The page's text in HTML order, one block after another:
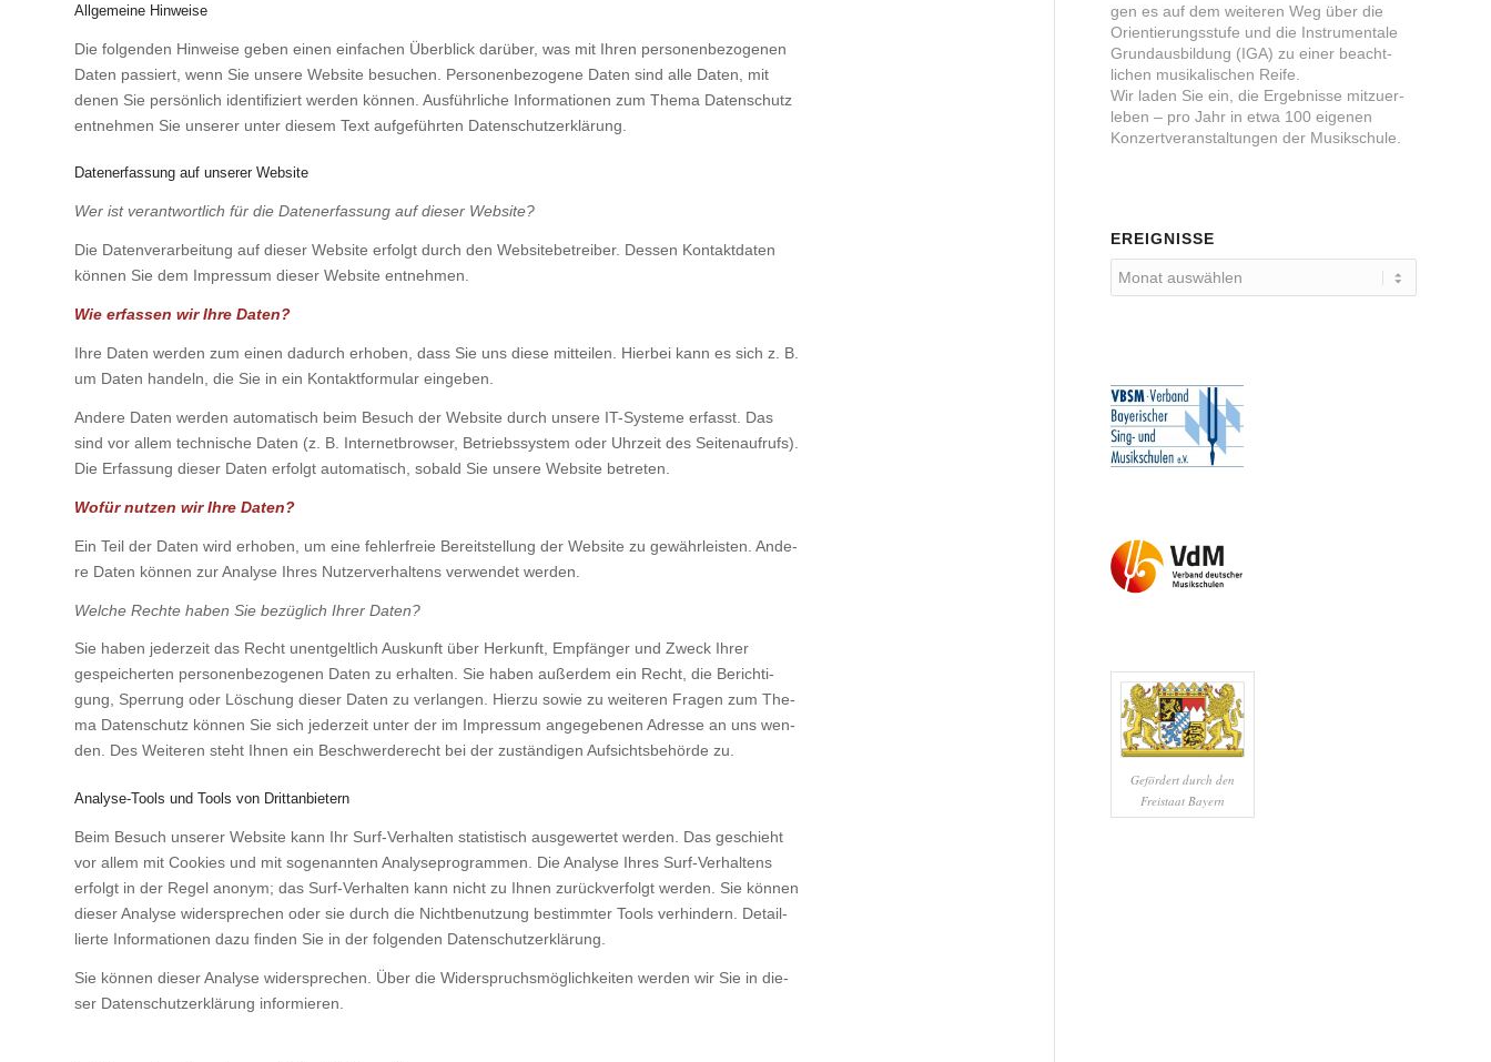
Allgemeine Hinweise
Die fol­gen­den Hin­wei­se geben einen ein­fa­chen Über­blick dar­über, was mit Ihren per­so­nen­be­zo­ge­nen
Daten pas­siert, wenn Sie unse­re Web­site besu­chen. Per­so­nen­be­zo­ge­ne Daten sind alle Daten, mit
denen Sie per­sön­lich iden­ti­fi­ziert wer­den kön­nen. Aus­führ­li­che Infor­ma­tio­nen zum The­ma Daten­schutz
ent­neh­men Sie unse­rer unter die­sem Text auf­ge­führ­ten Daten­schutz­er­klä­rung.
Datenerfassung auf unserer Website
Wer ist ver­ant­wort­lich für die Daten­er­fas­sung auf die­ser Web­site?
Die Daten­ver­ar­bei­tung auf die­ser Web­site erfolgt durch den Web­site­be­trei­ber. Des­sen Kon­takt­da­ten
kön­nen Sie dem Impres­sum die­ser Web­site ent­neh­men.
Wie erfas­sen wir Ihre Daten?
Ihre Daten wer­den zum einen dadurch erho­ben, dass Sie uns die­se mit­tei­len. Hier­bei kann es sich z. B.
um Daten han­deln, die Sie in ein Kon­takt­for­mu­lar ein­ge­ben.
Ande­re Daten wer­den auto­ma­tisch beim Besuch der Web­site durch unse­re IT-Sys­te­me erfasst. Das
sind vor allem tech­ni­sche Daten (z. B. Inter­net­brow­ser, Betriebs­sys­tem oder Uhr­zeit des Sei­ten­auf­rufs).
Die Erfas­sung die­ser Daten erfolgt auto­ma­tisch, sobald Sie unse­re Web­site betre­ten.
Wofür nut­zen wir Ihre Daten?
Ein Teil der Daten wird erho­ben, um eine feh­ler­freie Bereit­stel­lung der Web­site zu gewähr­leis­ten. Ande­
re Daten kön­nen zur Ana­ly­se Ihres Nut­zer­ver­hal­tens ver­wen­det wer­den.
Wel­che Rech­te haben Sie bezüg­lich Ihrer Daten?
Sie haben jeder­zeit das Recht unent­gelt­lich Aus­kunft über Her­kunft, Emp­fän­ger und Zweck Ihrer
gespei­cher­ten per­so­nen­be­zo­ge­nen Daten zu erhal­ten. Sie haben außer­dem ein Recht, die Berich­ti­
gung, Sper­rung oder Löschung die­ser Daten zu ver­lan­gen. Hier­zu sowie zu wei­te­ren Fra­gen zum The­
ma Daten­schutz kön­nen Sie sich jeder­zeit unter der im Impres­sum ange­ge­be­nen Adres­se an uns wen­
den. Des Wei­te­ren steht Ihnen ein Beschwer­de­recht bei der zustän­di­gen Auf­sichts­be­hör­de zu.
Analyse-Tools und Tools von Drittanbietern
Beim Besuch unse­rer Web­site kann Ihr Surf-Ver­hal­ten sta­tis­tisch aus­ge­wer­tet wer­den. Das geschieht
vor allem mit Coo­kies und mit soge­nann­ten Ana­ly­se­pro­gram­men. Die Ana­ly­se Ihres Surf-Ver­hal­tens
erfolgt in der Regel anonym; das Surf-Ver­hal­ten kann nicht zu Ihnen zurück­ver­folgt wer­den. Sie kön­nen
die­ser Ana­ly­se wider­spre­chen oder sie durch die Nicht­be­nut­zung bestimm­ter Tools ver­hin­dern. Detail­
lier­te Infor­ma­tio­nen dazu fin­den Sie in der fol­gen­den Daten­schutz­er­klä­rung.
Sie kön­nen die­ser Ana­ly­se wider­spre­chen. Über die Wider­spruchs­mög­lich­kei­ten wer­den wir Sie in die­
ser Daten­schutz­er­klä­rung infor­mie­ren.
gen es auf dem wei­te­ren Weg über die
Orientierungs­stufe und die Instrumen­tale
Grund­aus­bil­dung (IGA) zu einer beacht­
lichen ­musika­lischen Rei­fe.
Wir laden Sie ein, die Ergeb­nis­se mitzuer­
leben – pro Jahr in ­etwa 100 eige­nen
Konzert­­veranstal­tungen der Musik­schu­le.
EREIGNISSE
Gefördert durch den
Freistaat Bayern